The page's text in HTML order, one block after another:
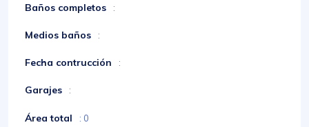
Baños completos :
Medios baños :
Fecha contrucción :
Garajes :
Área total : 0